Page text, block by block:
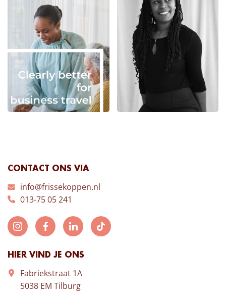
CONTACT ONS VIA
info@frissekoppen.nl
013-75 05 241
HIER VIND JE ONS
Fabriekstraat 1A
5038 EM Tilburg